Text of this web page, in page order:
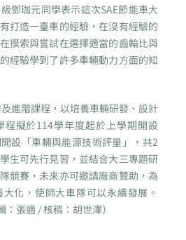
鄧珈元同學表示這次SAE節能車大
打造一臺車的經驗，在沒有經驗的
摸索與嘗試在選擇適當的齒輪比與
經驗學到了許多車輛動力方面的知
進階課程，以培養車輛研發、設計
程擬於114學年度起於上學期開設
開設「車輛與能源技術評量」，共2
生可先行見習，並結合大三專題研
競賽，未來亦可邀請廠商贊助，為
化，使師大車隊可以永續發展。
：張適 / 核稿：胡世澤）